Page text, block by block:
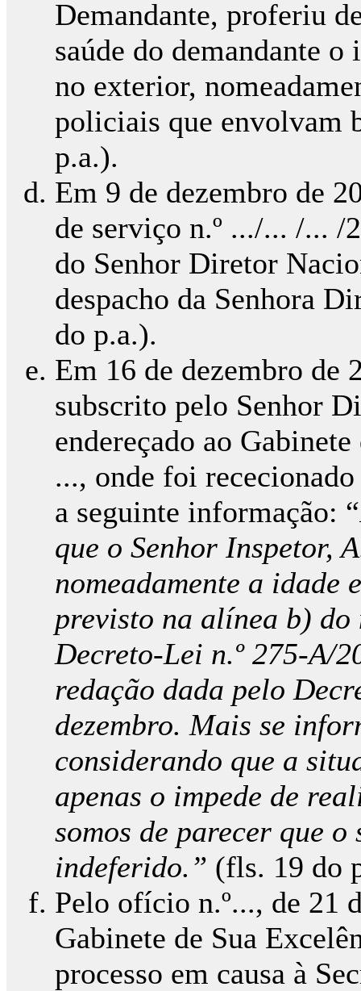
Demandante, proferiu
saúde do demandante
no exterior,
policiais que envolvam
p.a.).
Em 9 de dezembro de
de serviço n.º .../... /... /
do Senhor Diretor
despacho da Senhora
do p.a.).
Em 16 de dezembro de
subscrito pelo Senhor
endereçado ao
..., onde foi
a seguinte informação: “
que o Senhor Inspetor,
nomeadamente a idade
previsto na alínea b) do
Decreto-Lei n.º 275-A/
redação dada pelo
dezembro. Mais se
considerando que a
apenas o impede de
somos de parecer que
indeferido.” (fls. 19 do
Pelo ofício n.º..., de 21
Gabinete de Sua
processo em causa à